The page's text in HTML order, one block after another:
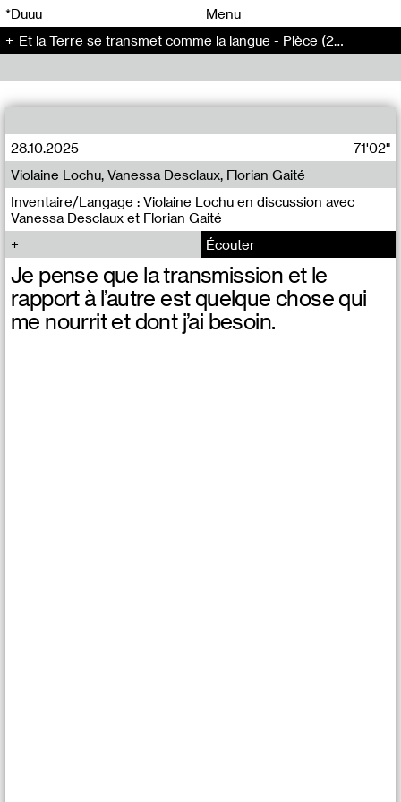
*Duuu
Menu
Et la Terre se transmet comme la langue - Pièce (209)
28.10.2025 71'02"
Inventaire/Langage : Violaine Lochu en discussion avec
Vanessa Desclaux et Florian Gaité
Violaine Lochu, Vanessa Desclaux, Florian Gaité
Écouter
Je pense que la transmission et le
rapport à l’autre est quelque chose qui
me nourrit et dont j’ai besoin.
00 00
00 00